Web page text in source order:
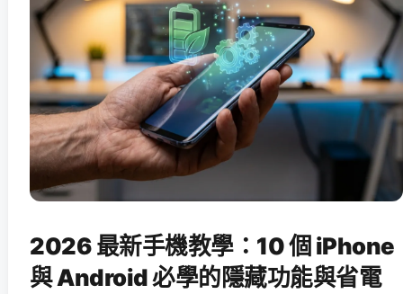
2026 最新手機教學：10 個 iPhone
與 Android 必學的隱藏功能與省電